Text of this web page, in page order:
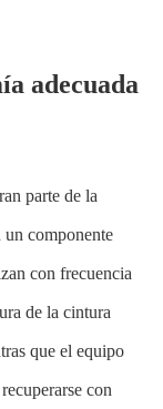
adecuada
parte de la
un componente
con frecuencia
de la cintura
que el equipo
con